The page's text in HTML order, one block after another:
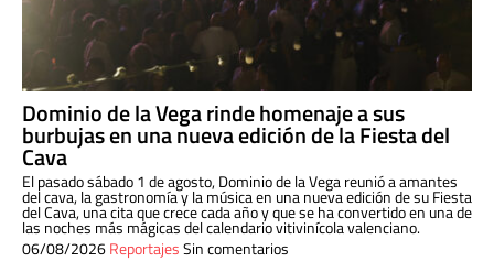
Dominio de la Vega rinde homenaje a sus
burbujas en una nueva edición de la Fiesta del
Cava
El pasado sábado 1 de agosto, Dominio de la Vega reunió a amantes
del cava, la gastronomía y la música en una nueva edición de su Fiesta
del Cava, una cita que crece cada año y que se ha convertido en una de
las noches más mágicas del calendario vitivinícola valenciano.
06/08/2026ReportajesSin comentarios